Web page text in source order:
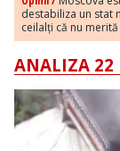
destabiliza un stat
ceilalți că nu
ANALIZA 22